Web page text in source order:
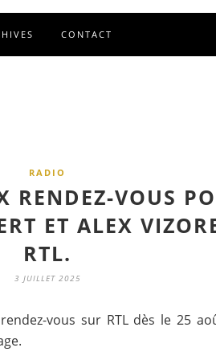
CONTACT
RADIO
RENDEZ-VOUS
ET ALEX
RTL.
3 JUILLET 2025
vous sur RTL dès le 25